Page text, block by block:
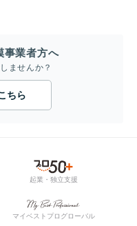
事業者方へ
ませんか？
ちら
起業・独立支援
マイベストプログローバル